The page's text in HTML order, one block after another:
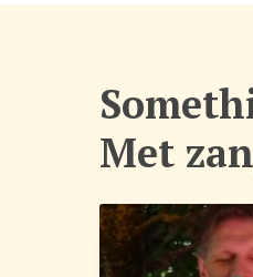
Met